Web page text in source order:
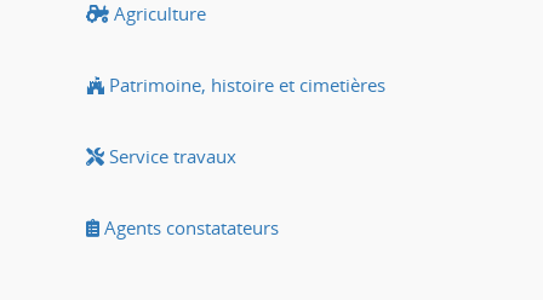
Agriculture
Patrimoine, histoire et cimetières
Service travaux
Agents constatateurs